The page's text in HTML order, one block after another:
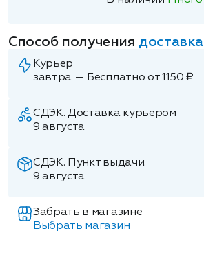
Способ получения доставка
Курьер
завтра — Бесплатно от 1150 ₽
СДЭК. Доставка курьером
9 августа
СДЭК. Пункт выдачи.
9 августа
Забрать в магазине
Выбрать магазин